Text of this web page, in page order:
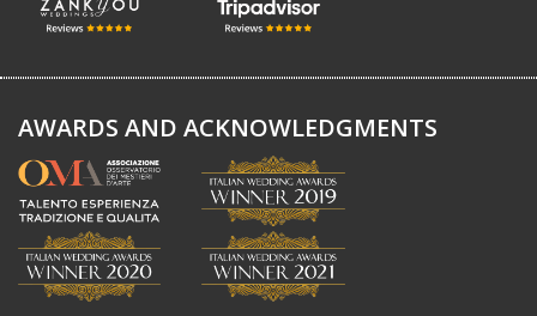
AWARDS AND ACKNOWLEDGMENTS